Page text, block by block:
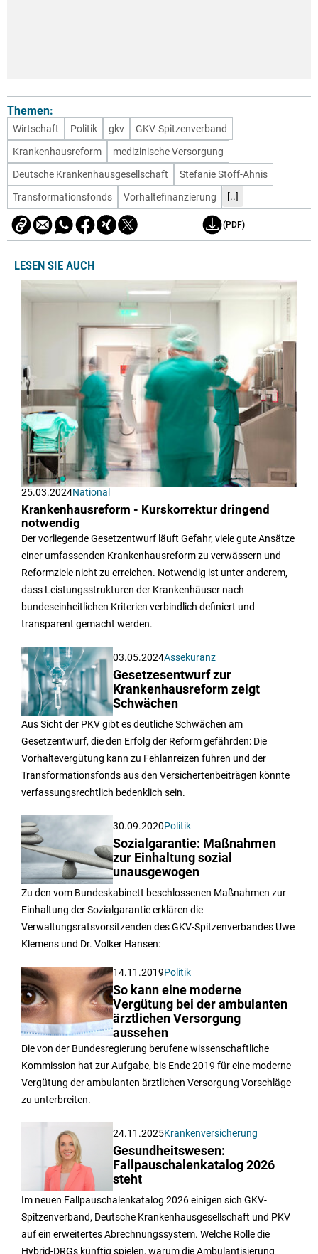
Themen:
Wirtschaft Politik gkv
GKV-Spitzenverband
Krankenhausreform
medizinische Versorgung
Deutsche Krankenhausgesellschaft
Stefanie Stoff-Ahnis
Transformationsfonds
Vorhaltefinanzierung [..]
(PDF)
LESEN SIE AUCH
25.03.2024National
Krankenhausreform - Kurskorrektur dringend
notwendig
Der vorliegende Gesetzentwurf läuft Gefahr, viele gute Ansätze
einer umfassenden Krankenhausreform zu verwässern und
Reformziele nicht zu erreichen. Notwendig ist unter anderem,
dass Leistungsstrukturen der Krankenhäuser nach
bundeseinheitlichen Kriterien verbindlich definiert und
transparent gemacht werden.
03.05.2024Assekuranz
Gesetzesentwurf zur
Krankenhausreform zeigt
Schwächen
Aus Sicht der PKV gibt es deutliche Schwächen am
Gesetzentwurf, die den Erfolg der Reform gefährden: Die
Vorhaltevergütung kann zu Fehlanreizen führen und der
Transformationsfonds aus den Versichertenbeiträgen könnte
verfassungsrechtlich bedenklich sein.
30.09.2020Politik
Sozialgarantie: Maßnahmen
zur Einhaltung sozial
unausgewogen
Zu den vom Bundeskabinett beschlossenen Maßnahmen zur
Einhaltung der Sozialgarantie erklären die
Verwaltungsratsvorsitzenden des GKV-Spitzenverbandes Uwe
Klemens und Dr. Volker Hansen:
14.11.2019Politik
So kann eine moderne
Vergütung bei der ambulanten
ärztlichen Versorgung
aussehen
Die von der Bundesregierung berufene wissenschaftliche
Kommission hat zur Aufgabe, bis Ende 2019 für eine moderne
Vergütung der ambulanten ärztlichen Versorgung Vorschläge
zu unterbreiten.
24.11.2025Krankenversicherung
Gesundheitswesen:
Fallpauschalenkatalog 2026
steht
Im neuen Fallpauschalenkatalog 2026 einigen sich GKV-
Spitzenverband, Deutsche Krankenhausgesellschaft und PKV
auf ein erweitertes Abrechnungssystem. Welche Rolle die
Hybrid-DRGs künftig spielen, warum die Ambulantisierung